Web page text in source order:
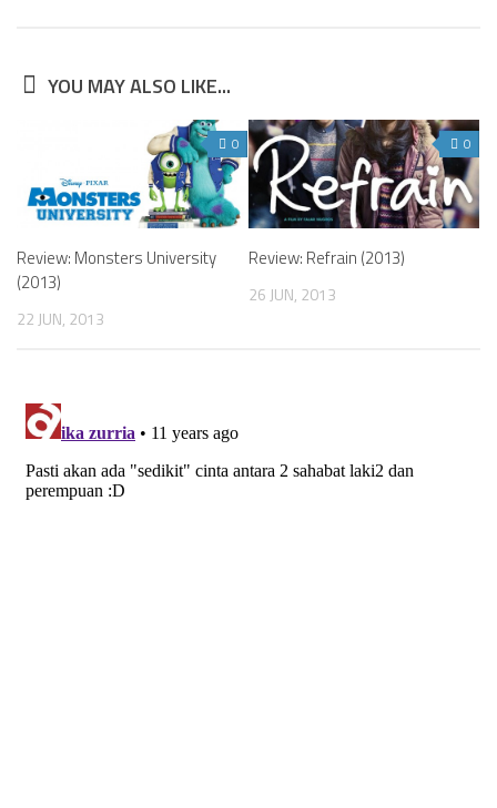
YOU MAY ALSO LIKE...
0
Review: Monsters University
(2013)
22 JUN, 2013
0
Review: Refrain (2013)
26 JUN, 2013